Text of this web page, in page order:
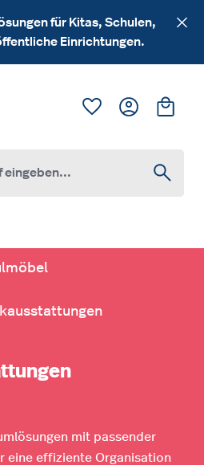
für Kitas, Schulen,
Einrichtungen.
Du hast 0
mit passender
eine effiziente Organisation